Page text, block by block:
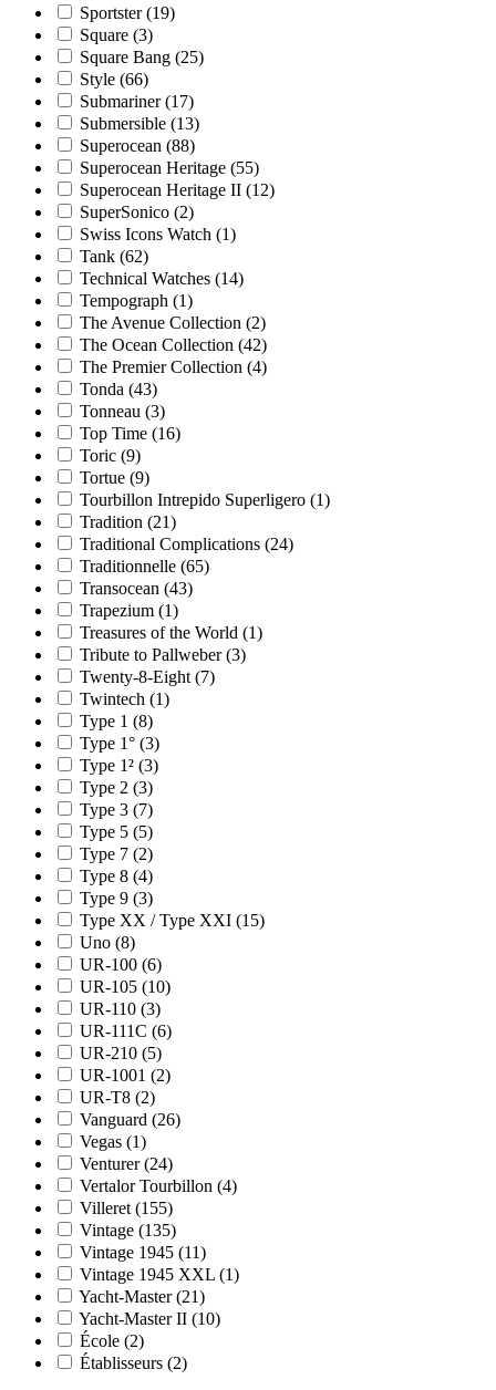
Sportster (19)
Square (3)
Square Bang (25)
Style (66)
Submariner (17)
Submersible (13)
Superocean (88)
Superocean Heritage (55)
Superocean Heritage II (12)
SuperSonico (2)
Swiss Icons Watch (1)
Tank (62)
Technical Watches (14)
Tempograph (1)
The Avenue Collection (2)
The Ocean Collection (42)
The Premier Collection (4)
Tonda (43)
Tonneau (3)
Top Time (16)
Toric (9)
Tortue (9)
Tourbillon Intrepido Superligero (1)
Tradition (21)
Traditional Complications (24)
Traditionnelle (65)
Transocean (43)
Trapezium (1)
Treasures of the World (1)
Tribute to Pallweber (3)
Twenty-8-Eight (7)
Twintech (1)
Type 1 (8)
Type 1° (3)
Type 1² (3)
Type 2 (3)
Type 3 (7)
Type 5 (5)
Type 7 (2)
Type 8 (4)
Type 9 (3)
Type XX / Type XXI (15)
Uno (8)
UR-100 (6)
UR-105 (10)
UR-110 (3)
UR-111C (6)
UR-210 (5)
UR-1001 (2)
UR-T8 (2)
Vanguard (26)
Vegas (1)
Venturer (24)
Vertalor Tourbillon (4)
Villeret (155)
Vintage (135)
Vintage 1945 (11)
Vintage 1945 XXL (1)
Yacht-Master (21)
Yacht-Master II (10)
École (2)
Établisseurs (2)